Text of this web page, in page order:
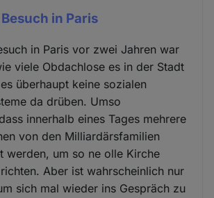
in Paris
in Paris vor zwei Jahren war
viele Obdachlose es in der Stadt
überhaupt keine sozialen
da drüben. Umso
innerhalb eines Tages mehrere
von den Milliardärsfamilien
werden, um so ne olle Kirche
Aber ist wahrscheinlich nur
sich mal wieder ins Gespräch zu